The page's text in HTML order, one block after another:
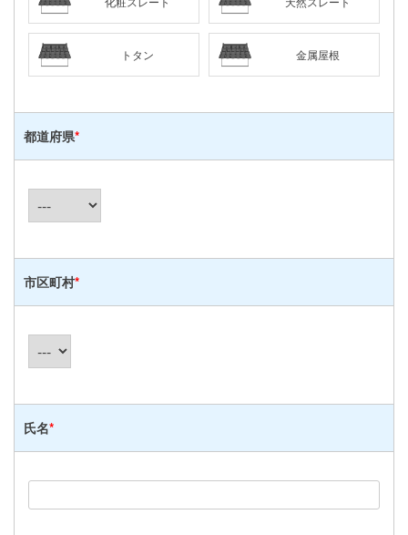
トタン 金属屋根
都道府県*
市区町村*
氏名*